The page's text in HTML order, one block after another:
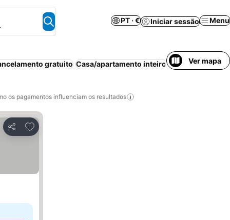
PT · € Iniciar sessão Menu
gratuito Casa/apartamento inteiro Banheira de
Ver mapa
os pagamentos influenciam os resultados
Partilhar
Adicionar aos favoritos